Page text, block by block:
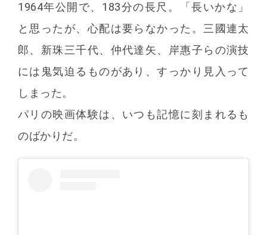
1964年公開で、183分の長尺。「長いかな」
と思ったが、心配は要らなかった。三國連太
郎、新珠三千代、仲代達矢、岸惠子らの演技
には鬼気迫るものがあり、すっかり見入って
しまった。
パリの映画体験は、いつも記憶に刻まれるも
のばかりだ。